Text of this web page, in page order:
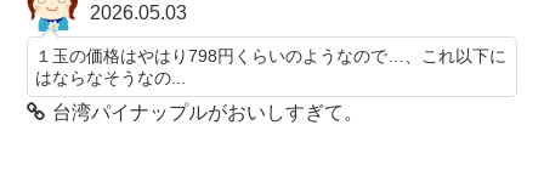
2026.05.03
１玉の価格はやはり798円くらいのようなので…、これ以下に
はならなそうなの...
台湾パイナップルがおいしすぎて。